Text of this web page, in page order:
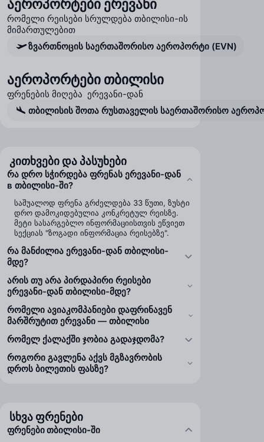
აეროპორტები ერევანი
რომელი რეისები სრულდება თბილისი-ის
მიმართულებით
ზვართნოცის საერთაშორისო აეროპორტი (EVN)
აეროპორტები თბილისი
ფრენების მიღება ერევანი-დან
თბილისის შოთა რუსთაველის საერთაშორისო
კითხვები და პასუხები
რა დრო სჭირდება ფრენას ერევანი-დან
в თბილისი-ში?
საშუალოდ ფრენა გრძელდება 33 წუთი, ზუსტი
დრო დამოკიდებულია კონკრეტულ რეისზე.
მეტი სასარგებლო ინფორმაციისთვის ეწვიეთ
სექციას "ზოგადი ინფორმაცია რეისებზე".
რა მანძილია ერევანი-დან თბილისი-
მდე?
არის თუ არა პირდაპირი რეისები
ერევანი-დან თბილისი-მდე?
რომელი ავიაკომპანიები დაფრინავენ
მარშრუტით ერევანი — თბილისი
რომელ ქალაქში ჯობია გადაჯდომა?
როგორი გავლენა აქვს მგზავრობის
დროს ბილეთის ფასზე?
სხვა ფრენები
ფრენები თბილისი-ში